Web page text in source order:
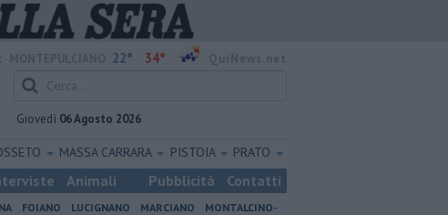
22° 34°
Giovedì 06 Agosto 2026
MASSA CARRARA PISTOIA PRATO
Animali Pubblicità Contatti
FOIANO LUCIGNANO MARCIANO
MONTALCINO-